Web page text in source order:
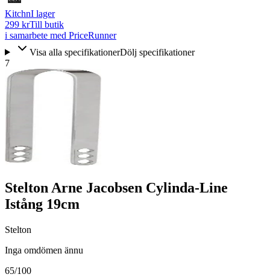
KitchnI lager
299 krTill butik
i samarbete med PriceRunner
Visa alla specifikationerDölj specifikationer
7
Stelton Arne Jacobsen Cylinda-Line
Istång 19cm
Stelton
Inga omdömen ännu
65/100